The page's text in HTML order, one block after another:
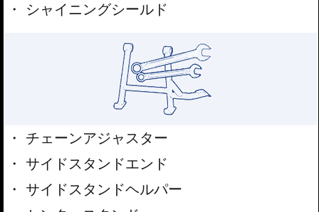
シャイニングシールド
チェーンアジャスター
サイドスタンドエンド
サイドスタンドヘルパー